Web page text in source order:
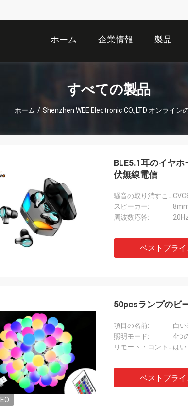
ホーム 企業情報 製品
すべての製品
ホーム / Shenzhen WEE Electronic CO.,LTD オンライン
BLE5.1耳のイヤ
伏無線電信
騒音の取り消すこと:
スピーカー:
周波数応答:
ベストプライ
50pcsランプのビ
項目の名前:
白い
照明モード:
4つ
リモート・コントロール:はい
ベストプライ